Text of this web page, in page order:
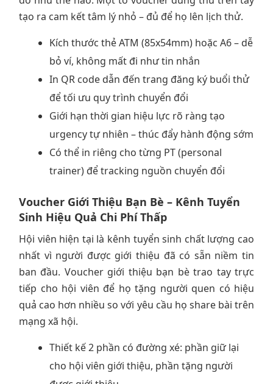
tạo ra cam kết tâm lý nhỏ – đủ để họ lên lịch thử.
Kích thước thẻ ATM (85x54mm) hoặc A6 – dễ
bỏ ví, không mất đi như tin nhắn
In QR code dẫn đến trang đăng ký buổi thử
để tối ưu quy trình chuyển đổi
Giới hạn thời gian hiệu lực rõ ràng tạo
urgency tự nhiên – thúc đẩy hành động sớm
Có thể in riêng cho từng PT (personal
trainer) để tracking nguồn chuyển đổi
Voucher Giới Thiệu Bạn Bè – Kênh Tuyển
Sinh Hiệu Quả Chi Phí Thấp
Hội viên hiện tại là kênh tuyển sinh chất lượng cao
nhất vì người được giới thiệu đã có sẵn niềm tin
ban đầu. Voucher giới thiệu bạn bè trao tay trực
tiếp cho hội viên để họ tặng người quen có hiệu
quả cao hơn nhiều so với yêu cầu họ share bài trên
mạng xã hội.
Thiết kế 2 phần có đường xé: phần giữ lại
cho hội viên giới thiệu, phần tặng người